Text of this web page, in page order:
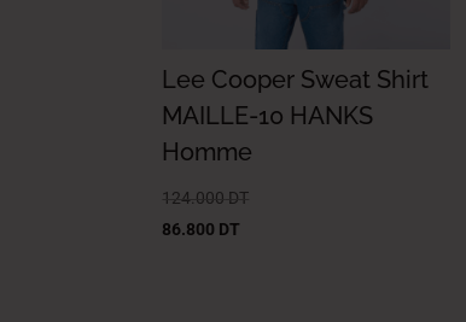
Lee Cooper Sweat Shirt
MAILLE-10 HANKS
Homme
124.000 DT
86.800 DT